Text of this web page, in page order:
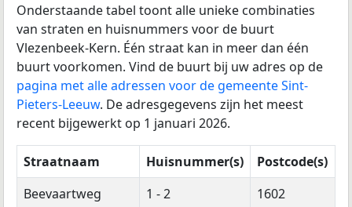
Onderstaande tabel toont alle unieke combinaties
van straten en huisnummers voor de buurt
Vlezenbeek-Kern. Één straat kan in meer dan één
buurt voorkomen. Vind de buurt bij uw adres op de
pagina met alle adressen voor de gemeente Sint-
Pieters-Leeuw. De adresgegevens zijn het meest
recent bijgewerkt op 1 januari 2026.
Straatnaam Huisnummer(s)
Postcode(s)
Beevaartweg
1 - 2
1602